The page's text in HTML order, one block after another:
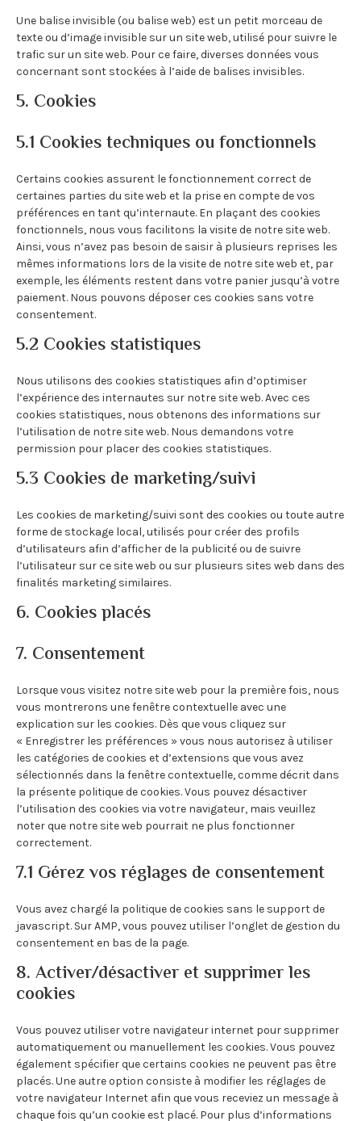
Une balise invisible (ou balise web) est un petit morceau de
texte ou d’image invisible sur un site web, utilisé pour suivre le
trafic sur un site web. Pour ce faire, diverses données vous
concernant sont stockées à l’aide de balises invisibles.
5. Cookies
5.1 Cookies techniques ou fonctionnels
Certains cookies assurent le fonctionnement correct de
certaines parties du site web et la prise en compte de vos
préférences en tant qu’internaute. En plaçant des cookies
fonctionnels, nous vous facilitons la visite de notre site web.
Ainsi, vous n’avez pas besoin de saisir à plusieurs reprises les
mêmes informations lors de la visite de notre site web et, par
exemple, les éléments restent dans votre panier jusqu’à votre
paiement. Nous pouvons déposer ces cookies sans votre
consentement.
5.2 Cookies statistiques
Nous utilisons des cookies statistiques afin d’optimiser
l’expérience des internautes sur notre site web. Avec ces
cookies statistiques, nous obtenons des informations sur
l’utilisation de notre site web. Nous demandons votre
permission pour placer des cookies statistiques.
5.3 Cookies de marketing/suivi
Les cookies de marketing/suivi sont des cookies ou toute autre
forme de stockage local, utilisés pour créer des profils
d’utilisateurs afin d’afficher de la publicité ou de suivre
l’utilisateur sur ce site web ou sur plusieurs sites web dans des
finalités marketing similaires.
6. Cookies placés
7. Consentement
Lorsque vous visitez notre site web pour la première fois, nous
vous montrerons une fenêtre contextuelle avec une
explication sur les cookies. Dès que vous cliquez sur
« Enregistrer les préférences » vous nous autorisez à utiliser
les catégories de cookies et d’extensions que vous avez
sélectionnés dans la fenêtre contextuelle, comme décrit dans
la présente politique de cookies. Vous pouvez désactiver
l’utilisation des cookies via votre navigateur, mais veuillez
noter que notre site web pourrait ne plus fonctionner
correctement.
7.1 Gérez vos réglages de consentement
Vous avez chargé la politique de cookies sans le support de
javascript. Sur AMP, vous pouvez utiliser l’onglet de gestion du
consentement en bas de la page.
8. Activer/désactiver et supprimer les
cookies
Vous pouvez utiliser votre navigateur internet pour supprimer
automatiquement ou manuellement les cookies. Vous pouvez
également spécifier que certains cookies ne peuvent pas être
placés. Une autre option consiste à modifier les réglages de
votre navigateur Internet afin que vous receviez un message à
chaque fois qu’un cookie est placé. Pour plus d’informations